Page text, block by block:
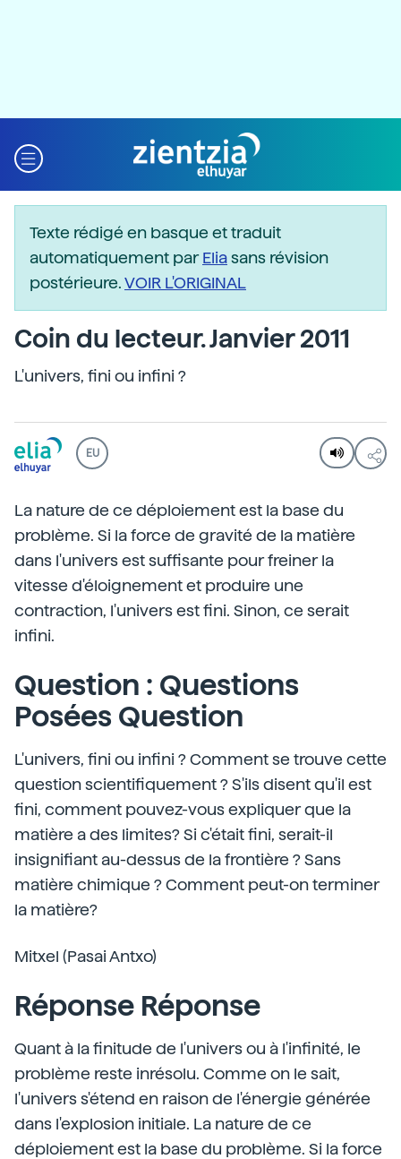
Texte rédigé en basque et traduit
automatiquement parEliasans révision
postérieure.VOIR L'ORIGINAL
Coin du lecteur. Janvier 2011
L'univers, fini ou infini ?
EU
La nature de ce déploiement est la base du
problème. Si la force de gravité de la matière
dans l'univers est suffisante pour freiner la
vitesse d'éloignement et produire une
contraction, l'univers est fini. Sinon, ce serait
infini.
Question : Questions
Posées Question
L'univers, fini ou infini ? Comment se trouve cette
question scientifiquement ? S'ils disent qu'il est
fini, comment pouvez-vous expliquer que la
matière a des limites? Si c'était fini, serait-il
insignifiant au-dessus de la frontière ? Sans
matière chimique ? Comment peut-on terminer
la matière?
Mitxel (Pasai Antxo)
Réponse Réponse
Quant à la finitude de l'univers ou à l'infinité, le
problème reste inrésolu. Comme on le sait,
l'univers s'étend en raison de l'énergie générée
dans l'explosion initiale. La nature de ce
déploiement est la base du problème. Si la force